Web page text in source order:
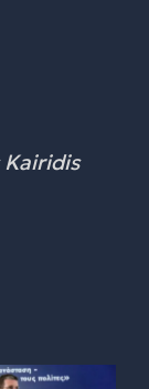
Kairidis